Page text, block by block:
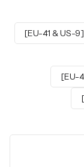
[EU-41 & US-9]